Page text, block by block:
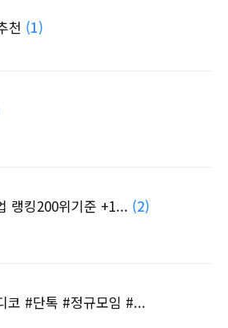
천 (1)
랭킹200위기준 +1... (2)
코 #단톡 #정규모임 #...